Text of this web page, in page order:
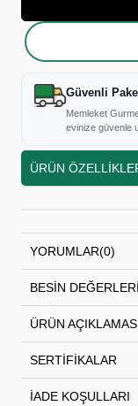
Güvenli
Memleket
evinize güvenle
ÜRÜN
YORUMLAR(0)
BESIN DEĞERLERI
ÜRÜN
SERTIFIKALAR
İADE KOŞULLARI